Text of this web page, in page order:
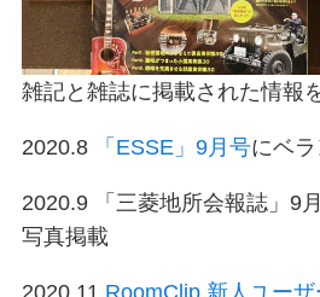
雑記と雑誌に掲載された情報
2020.8 「ESSE」9月号にベ
2020.9 「三菱地所会報誌」9
写真掲載
2020.11 RoomClip 新人ユー